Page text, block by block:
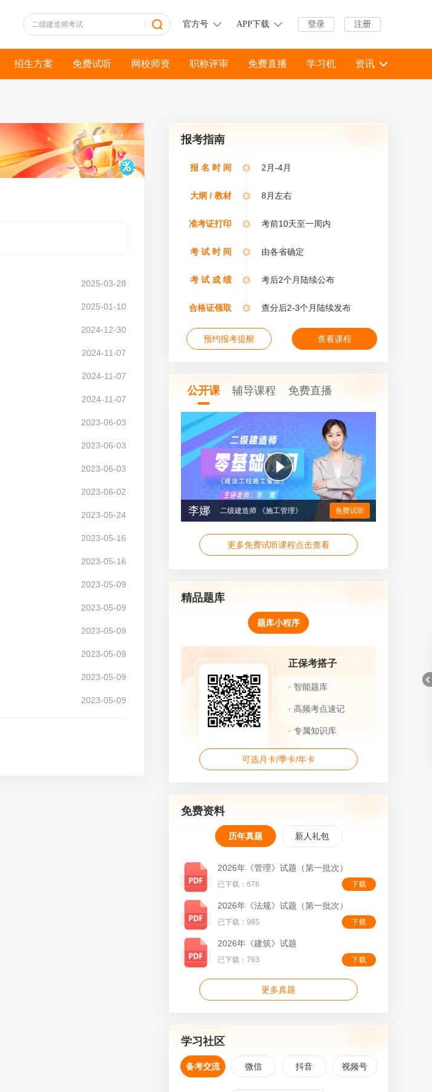
登录 注册
官方号 APP下载
招生方案 免费试听 网校师资 职称评审 免费直播 学习机 资讯
2025-03-28
2025-01-10
2024-12-30
2024-11-07
2024-11-07
2024-11-07
2023-06-03
2023-06-03
2023-06-03
2023-06-02
2023-05-24
2023-05-16
2023-05-16
2023-05-09
2023-05-09
2023-05-09
2023-05-09
2023-05-09
2023-05-09
报考指南
报 名 时 间 2月-4月
大纲 / 教材 8月左右
准考证打印 考前10天至一周内
考 试 时 间 由各省确定
考 试 成 绩 考后2个月陆续公布
合格证领取 查分后2-3个月陆续发布
预约报考提醒 查看课程
公开课 辅导课程 免费直播
李娜 二级建造师 《施工管理》 免费试听
更多免费试听课程点击查看
精品题库
题库小程序
正保考搭子
· 智能题库
· 高频考点速记
· 专属知识库
可选月卡/季卡/年卡
免费资料
历年真题 新人礼包
2026年《管理》试题（第一批次）
已下载：676 下载
2026年《法规》试题（第一批次）
已下载：985 下载
2026年《建筑》试题
已下载：763 下载
更多真题
学习社区
备考交流 微信 抖音 视频号